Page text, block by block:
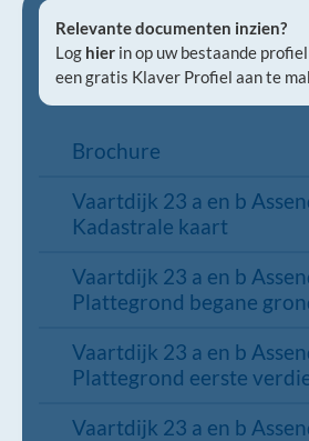
Relevante documenten inzien?
Log hier in op uw bestaande
een gratis Klaver Profiel aan te
Brochure
Vaartdijk 23 a en b
Kadastrale kaart
Vaartdijk 23 a en b
Plattegrond begane
Vaartdijk 23 a en b
Plattegrond eerste
Vaartdijk 23 a en b